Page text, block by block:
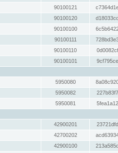
90100121
90100120
90100100
90100111
90100110
90100101
5950080
5950082
5950081
42900201
42700202
42900100